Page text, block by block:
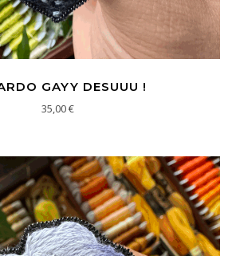
GAYY DESUUU !
35,00€